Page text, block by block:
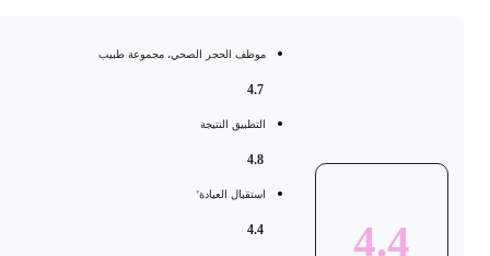
4.4
موظف الحجر الصحي، مجموعة طبيب
التطبيق النتيجة
استقبال العيادة'